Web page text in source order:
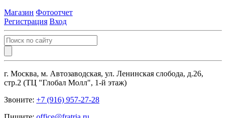
Магазин Фотоотчет
Регистрация Вход
г. Москва, м. Автозаводская, ул. Ленинская слобода, д.26,
стр.2 (ТЦ "Глобал Молл", 1-й этаж)
Звоните: +7 (916) 957-27-28